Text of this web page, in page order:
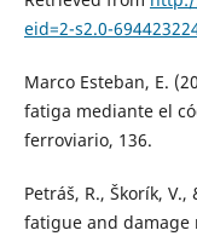
eid=2-s2.0-
Marco Esteban, E.
fatiga mediante el
ferroviario, 136.
Petráš, R., Škorík,
fatigue and damage